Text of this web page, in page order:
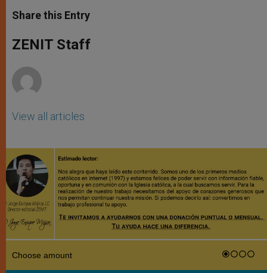
t
s
p
p
s
e
g
e
e
b
o
k
Share this Entry
ZENIT Staff
View all articles